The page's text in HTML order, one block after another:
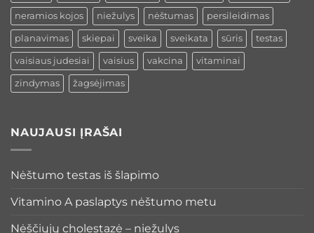
neramios kojos niežulys nėštumas persileidimas
planavimas skiepai sveika sveikata sūris testas
vaisiaus judesiai vaisius vakcina vitaminai
zindymas žagsėjimas
NAUJAUSI ĮRAŠAI
Nėštumo testas iš šlapimo
Vitamino A paslaptys nėštumo metu
Nėščiųjų cholestazė – niežulys